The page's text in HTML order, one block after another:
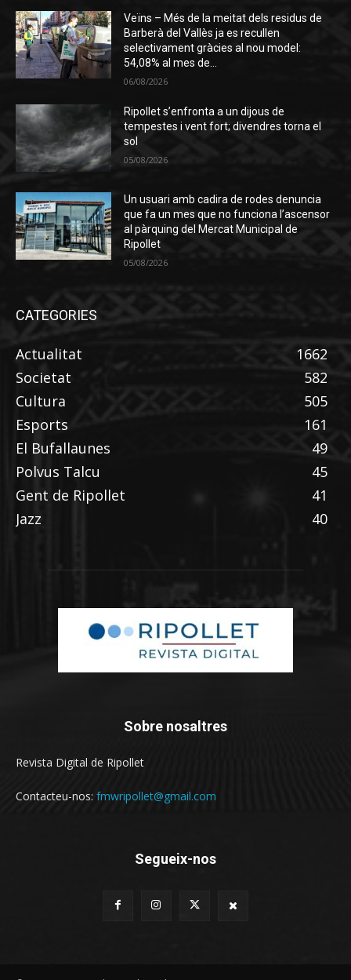
Veïns – Més de la meitat dels residus de
Barberà del Vallès ja es recullen
selectivament gràcies al nou model:
54,08% al mes de...
06/08/2026
Ripollet s’enfronta a un dijous de
tempestes i vent fort; divendres torna el
sol
05/08/2026
Un usuari amb cadira de rodes denuncia
que fa un mes que no funciona l’ascensor
al pàrquing del Mercat Municipal de
Ripollet
05/08/2026
CATEGORIES
Actualitat
1662
Societat
582
Cultura
505
Esports
161
El Bufallaunes
49
Polvus Talcu
45
Gent de Ripollet
41
Jazz
40
Sobre nosaltres
Revista Digital de Ripollet
Contacteu-nos: fmwripollet@gmail.com
Segueix-nos